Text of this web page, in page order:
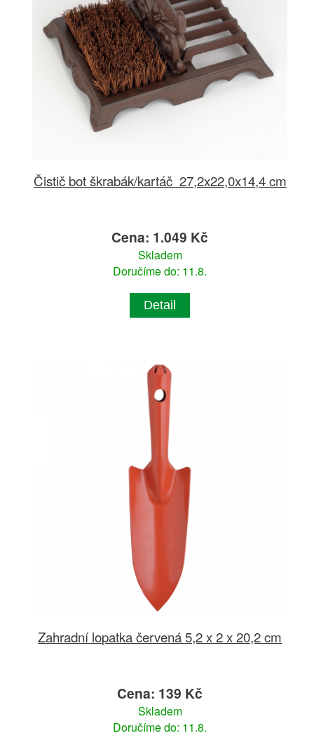
Čistič bot škrabák/kartáč 27,2x22,0x14,4 cm
Cena: 1.049 Kč
Skladem
Doručíme do: 11.8.
Detail
Zahradní lopatka červená 5,2 x 2 x 20,2 cm
Cena: 139 Kč
Skladem
Doručíme do: 11.8.